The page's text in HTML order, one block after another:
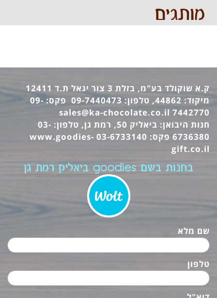
מותגים
ק.א שוקולד בע"מ, בזלת 3 צור יגאל ת.ד 12411
מיקוד: 44862, טלפון: 09-7440473 פקס: 09-
7442770
sales@ka-chocolate.co.il
חנות היבואן: ביאליק 50, רמת גן, טלפון: 03-
6736380 פקס: 03-6733140
www.goodies-
gift.co.il
בחנות בשם goodies ביאליק רמת גן
שם מלא
טלפון